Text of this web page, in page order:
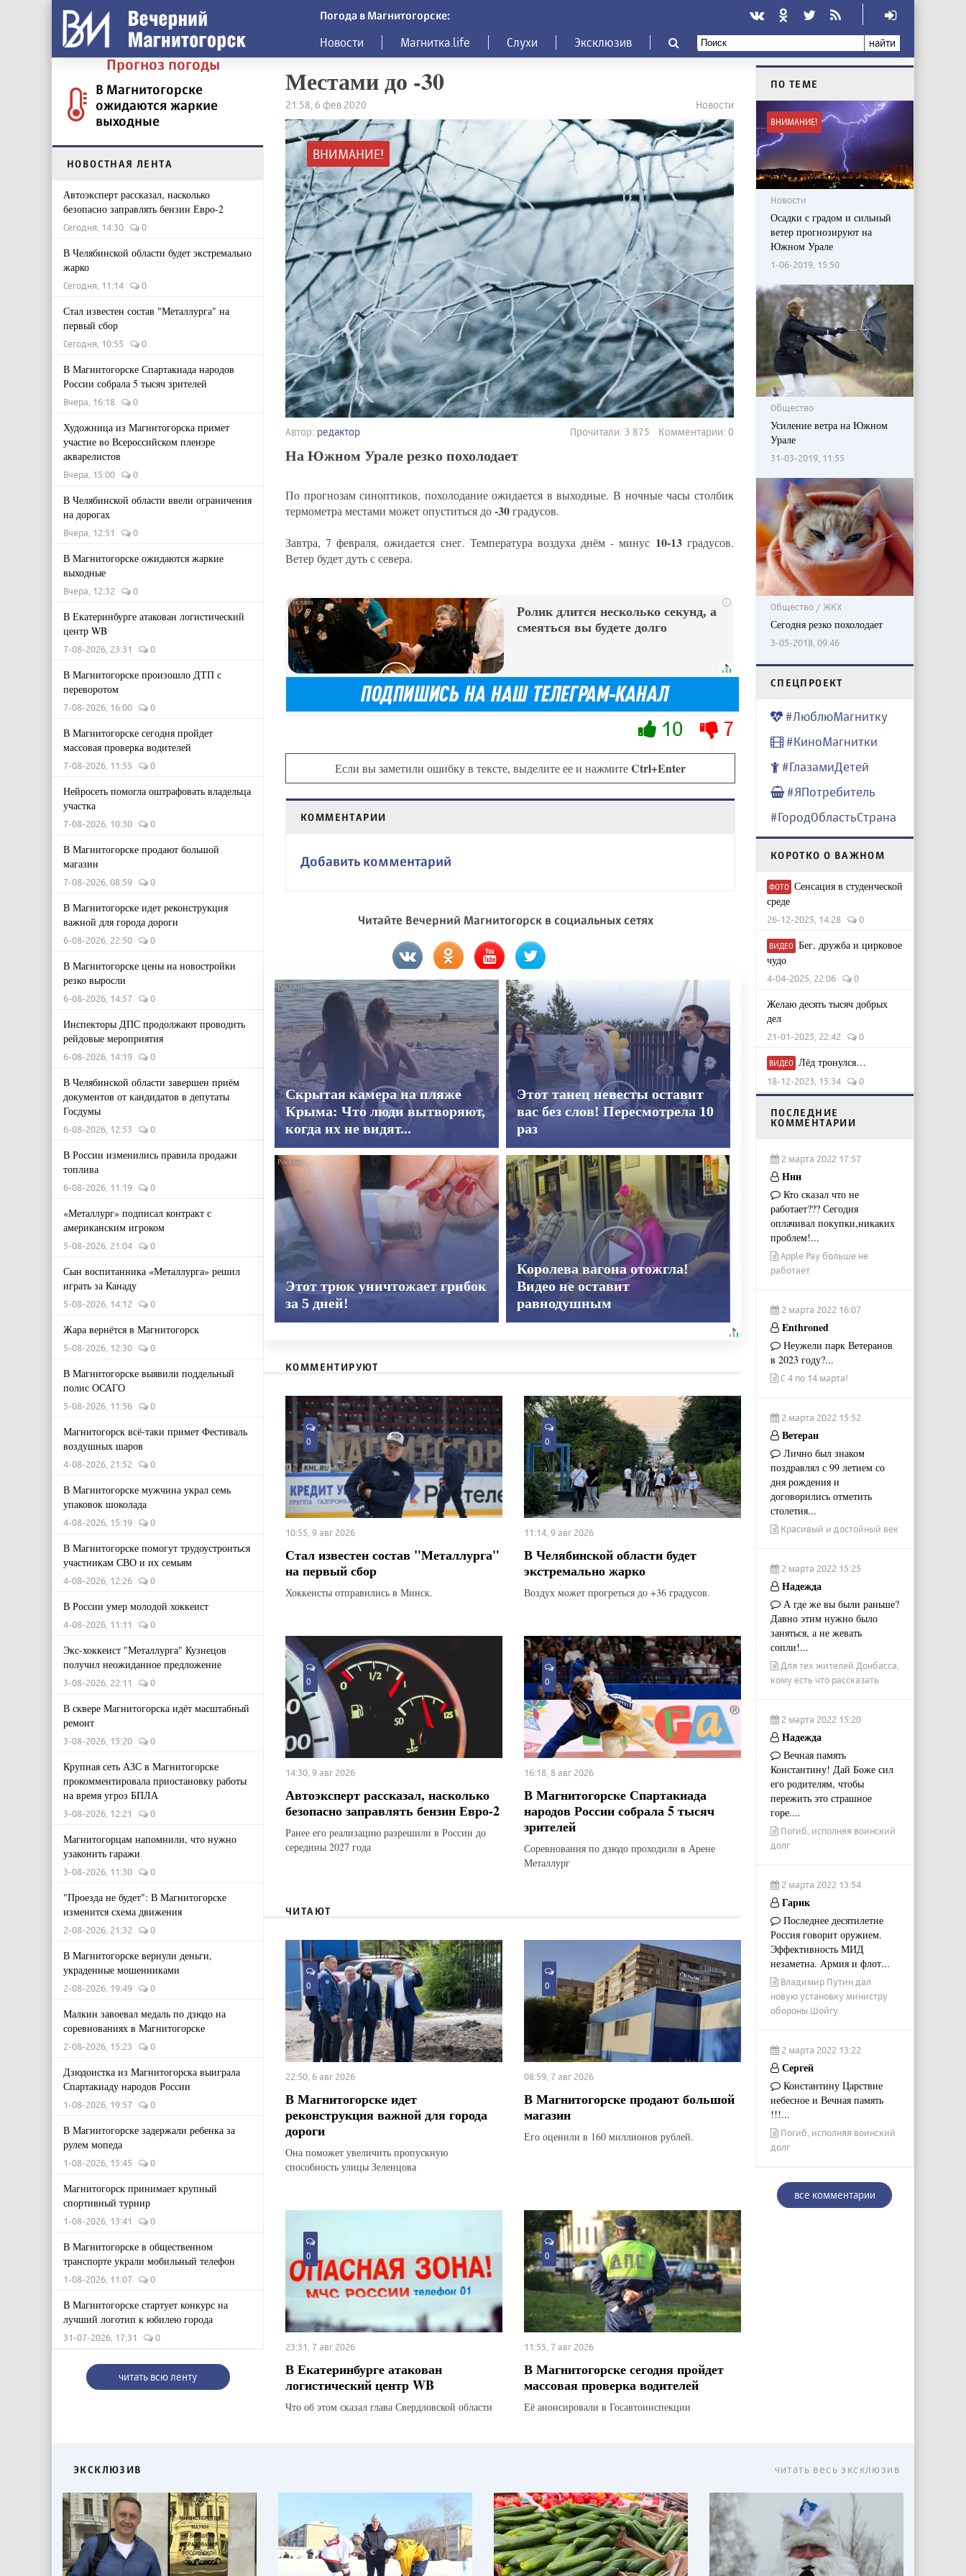
Погода в Магнитогорске:
Новости Магнитка.life Слухи Эксклюзив найти
Прогноз погоды
В Магнитогорске
ожидаются жаркие
выходные
НОВОСТНАЯ ЛЕНТА
Автоэксперт рассказал, насколько
безопасно заправлять бензин Евро-2
Сегодня, 14:30 0
В Челябинской области будет экстремально
жарко
Сегодня, 11:14 0
Стал известен состав "Металлурга" на
первый сбор
Сегодня, 10:55 0
В Магнитогорске Спартакиада народов
России собрала 5 тысяч зрителей
Вчера, 16:18 0
Художница из Магнитогорска примет
участие во Всероссийском пленэре
акварелистов
Вчера, 15:00 0
В Челябинской области ввели ограничения
на дорогах
Вчера, 12:51 0
В Магнитогорске ожидаются жаркие
выходные
Вчера, 12:32 0
В Екатеринбурге атакован логистический
центр WB
7-08-2026, 23:31 0
В Магнитогорске произошло ДТП с
переворотом
7-08-2026, 16:00 0
В Магнитогорске сегодня пройдет
массовая проверка водителей
7-08-2026, 11:55 0
Нейросеть помогла оштрафовать владельца
участка
7-08-2026, 10:30 0
В Магнитогорске продают большой
магазин
7-08-2026, 08:59 0
В Магнитогорске идет реконструкция
важной для города дороги
6-08-2026, 22:50 0
В Магнитогорске цены на новостройки
резко выросли
6-08-2026, 14:57 0
Инспекторы ДПС продолжают проводить
рейдовые мероприятия
6-08-2026, 14:19 0
В Челябинской области завершен приём
документов от кандидатов в депутаты
Госдумы
6-08-2026, 12:53 0
В России изменились правила продажи
топлива
6-08-2026, 11:19 0
«Металлург» подписал контракт с
американским игроком
5-08-2026, 21:04 0
Сын воспитанника «Металлурга» решил
играть за Канаду
5-08-2026, 14:12 0
Жара вернётся в Магнитогорск
5-08-2026, 12:30 0
В Магнитогорске выявили поддельный
полис ОСАГО
5-08-2026, 11:56 0
Магнитогорск всё-таки примет Фестиваль
воздушных шаров
4-08-2026, 21:52 0
В Магнитогорске мужчина украл семь
упаковок шоколада
4-08-2026, 15:19 0
В Магнитогорске помогут трудоустроиться
участникам СВО и их семьям
4-08-2026, 12:26 0
В России умер молодой хоккеист
4-08-2026, 11:11 0
Экс-хоккеист "Металлурга" Кузнецов
получил неожиданное предложение
3-08-2026, 22:11 0
В сквере Магнитогорска идёт масштабный
ремонт
3-08-2026, 15:20 0
Крупная сеть АЗС в Магнитогорске
прокомментировала приостановку работы
на время угроз БПЛА
3-08-2026, 12:21 0
Магнитогорцам напомнили, что нужно
узаконить гаражи
3-08-2026, 11:30 0
"Проезда не будет": В Магнитогорске
изменится схема движения
2-08-2026, 21:32 0
В Магнитогорске вернули деньги,
украденные мошенниками
2-08-2026, 19:49 0
Малкин завоевал медаль по дзюдо на
соревнованиях в Магнитогорске
2-08-2026, 15:23 0
Дзюдоистка из Магнитогорска выиграла
Спартакиаду народов России
1-08-2026, 19:57 0
В Магнитогорске задержали ребенка за
рулем мопеда
1-08-2026, 15:45 0
Магнитогорск принимает крупный
спортивный турнир
1-08-2026, 13:41 0
В Магнитогорске в общественном
транспорте украли мобильный телефон
1-08-2026, 11:07 0
В Магнитогорске стартует конкурс на
лучший логотип к юбилею города
31-07-2026, 17:31 0
читать всю ленту
Местами до -30
21:58, 6 фев 2020 Новости
ВНИМАНИЕ!
Автор: редактор Прочитали: 3 875 Комментарии: 0
На Южном Урале резко похолодает
По прогнозам синоптиков, похолодание ожидается в выходные. В ночные часы столбик
термометра местами может опуститься до-30градусов.
Завтра, 7 февраля, ожидается снег. Температура воздуха днём - минус 10-13 градусов.
Ветер будет дуть с севера.
i
Ролик длится несколько секунд, а
смеяться вы будете долго
10 7
Если вы заметили ошибку в тексте, выделите ее и нажмитеCtrl+Enter
КОММЕНТАРИИ
Добавить комментарий
Читайте Вечерний Магнитогорск в социальных сетях
Скрытая камера на пляже
Крыма: Что люди вытворяют,
когда их не видят...
Этот танец невесты оставит
вас без слов! Пересмотрела 10
раз
Этот трюк уничтожает грибок
за 5 дней!
Королева вагона отожгла!
Видео не оставит
равнодушным
КОММЕНТИРУЮТ
0
10:55, 9 авг 2026
Стал известен состав "Металлурга"
на первый сбор
Хоккеисты отправились в Минск.
0
11:14, 9 авг 2026
В Челябинской области будет
экстремально жарко
Воздух может прогреться до +36 градусов.
0
14:30, 9 авг 2026
Автоэксперт рассказал, насколько
безопасно заправлять бензин Евро-2
Ранее его реализацию разрешили в России до
середины 2027 года
0
16:18, 8 авг 2026
В Магнитогорске Спартакиада
народов России собрала 5 тысяч
зрителей
Соревнования по дзюдо проходили в Арене
Металлург
ЧИТАЮТ
0
22:50, 6 авг 2026
В Магнитогорске идет
реконструкция важной для города
дороги
Она поможет увеличить пропускную
способность улицы Зеленцова
0
08:59, 7 авг 2026
В Магнитогорске продают большой
магазин
Его оценили в 160 миллионов рублей.
0
23:31, 7 авг 2026
В Екатеринбурге атакован
логистический центр WB
Что об этом сказал глава Свердловской области
0
11:55, 7 авг 2026
В Магнитогорске сегодня пройдет
массовая проверка водителей
Её анонсировали в Госавтоинспекции
ПО ТЕМЕ
ВНИМАНИЕ!
Новости
Осадки с градом и сильный
ветер прогнозируют на
Южном Урале
1-06-2019, 15:50
Общество
Усиление ветра на Южном
Урале
31-03-2019, 11:55
Общество / ЖКХ
Сегодня резко похолодает
3-05-2018, 09:46
CПЕЦПРОЕКТ
#ЛюблюМагнитку
#КиноМагнитки
#ГлазамиДетей
#ЯПотребитель
#ГородОбластьСтрана
КОРОТКО О ВАЖНОМ
ФОТО Сенсация в студенческой
среде
26-12-2025, 14:28 0
ВИДЕО Бег, дружба и цирковое
чудо
4-04-2025, 22:06 0
Желаю десять тысяч добрых
дел
21-01-2025, 22:42 0
ВИДЕО Лёд тронулся…
18-12-2023, 15:34 0
ПОСЛЕДНИЕ
КОММЕНТАРИИ
2 марта 2022 17:57
Ннн
Кто сказал что не
работает??? Сегодня
оплачивал покупки,никаких
проблем!...
Apple Pay больше не
работает
2 марта 2022 16:07
Enthroned
Неужели парк Ветеранов
в 2023 году?...
С 4 по 14 марта!
2 марта 2022 15:52
Ветеран
Лично был знаком
поздравлял с 99 летием со
дня рождения и
договорились отметить
столетия...
Красивый и достойный век
2 марта 2022 15:25
Надежда
А где же вы были раньше?
Давно этим нужно было
заняться, а не жевать
сопли!...
Для тех жителей Донбасса,
кому есть что рассказать
2 марта 2022 15:20
Надежда
Вечная память
Константину! Дай Боже сил
его родителям, чтобы
пережить это страшное
горе....
Погиб, исполняя воинский
долг
2 марта 2022 13:54
Гарик
Последнее десятилетие
Россия говорит оружием.
Эффективность МИД
незаметна. Армия и флот...
Владимир Путин дал
новую установку министру
обороны Шойгу
2 марта 2022 13:22
Сергей
Константину Царствие
небесное и Вечная память
!!!...
Погиб, исполняя воинский
долг
все комментарии
ЭКСКЛЮЗИВ читать весь эксклюзив